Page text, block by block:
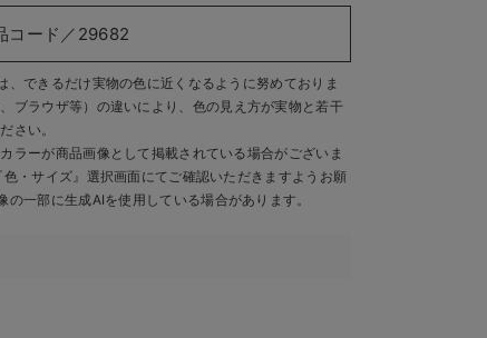
コード／29682
できるだけ実物の色に近くなるように努めておりま
ブラウザ等）の違いにより、色の見え方が実物と若干
さい。
ラーが商品画像として掲載されている場合がございま
・サイズ』選択画面にてご確認いただきますようお願
一部に生成AIを使用している場合があります。